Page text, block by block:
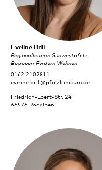
Eveline Brill
Regionalleiterin Südwestpfalz
Betreuen-Fördern-Wohnen
0162 2102811
eveline.brill@pfalzklinikum.de
Friedrich-Ebert-Str. 24
66976 Rodalben